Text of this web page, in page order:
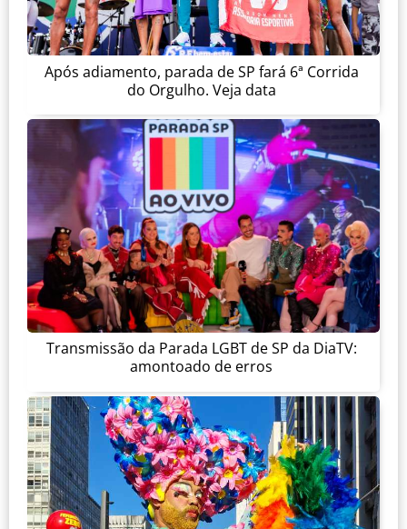
Após adiamento, parada de SP fará 6ª Corrida
do Orgulho. Veja data
Transmissão da Parada LGBT de SP da DiaTV:
amontoado de erros